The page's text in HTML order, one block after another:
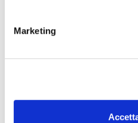
Marketing
al numero 0541.4271.